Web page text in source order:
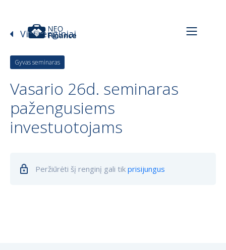
Visi renginiai
Gyvas seminaras
Vasario 26d. seminaras
pažengusiems
investuotojams
Peržiūrėti šį renginį gali tik prisijungus